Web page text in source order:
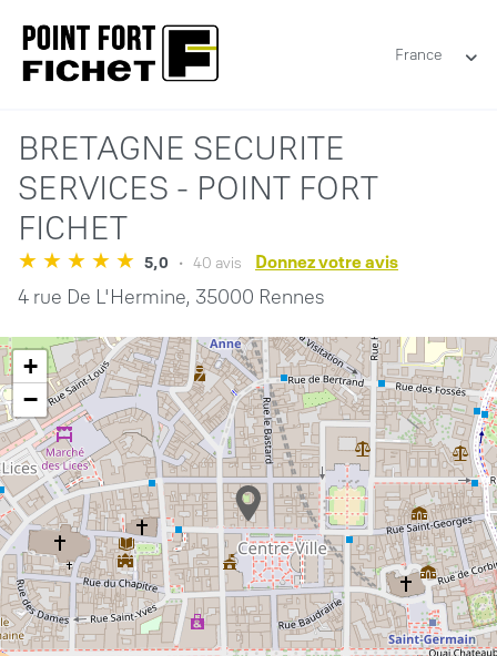
France
BRETAGNE SECURITE
SERVICES - POINT FORT
FICHET
5,0 40 avis Donnez votre avis
4 rue De L'Hermine, 35000 Rennes
+
−